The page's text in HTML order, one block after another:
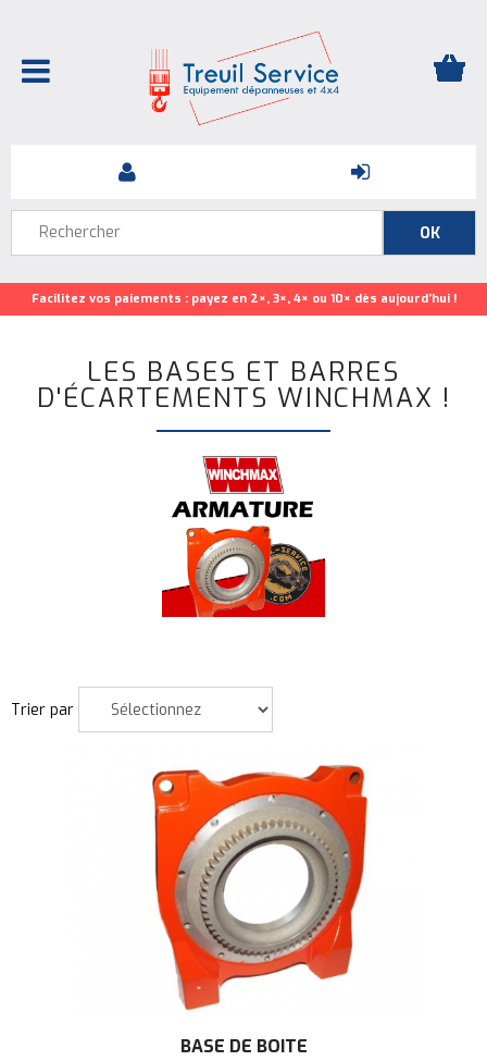
Facilitez vos paiements : payez en 2×, 3×, 4× ou 10× dès aujourd’hui !
LES BASES ET BARRES
D'ÉCARTEMENTS WINCHMAX !
Trier par
BASE DE BOITE